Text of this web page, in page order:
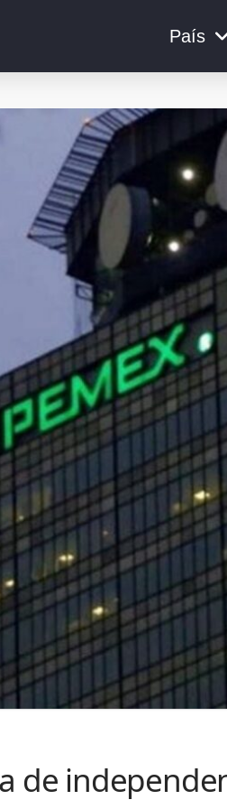
País
de